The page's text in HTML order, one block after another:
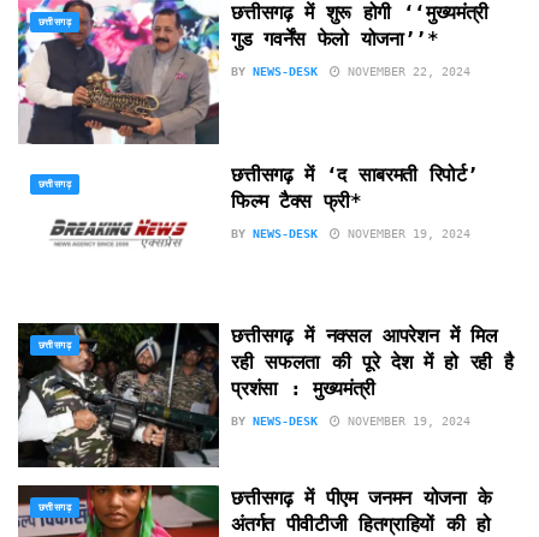
छत्तीसगढ़
छत्तीसगढ़ में शुरू होगी ‘‘मुख्यमंत्री
गुड गवर्नेंस फेलो योजना’’*
BY NEWS-DESK NOVEMBER 22, 2024
छत्तीसगढ़
छत्तीसगढ़ में ‘द साबरमती रिपोर्ट’
फिल्म टैक्स फ्री*
BY NEWS-DESK NOVEMBER 19, 2024
छत्तीसगढ़
छत्तीसगढ़ में नक्सल आपरेशन में मिल
रही सफलता की पूरे देश में हो रही है
प्रशंसा : मुख्यमंत्री
BY NEWS-DESK NOVEMBER 19, 2024
छत्तीसगढ़
छत्तीसगढ़ में पीएम जनमन योजना के
अंतर्गत पीवीटीजी हितग्राहियों की हो